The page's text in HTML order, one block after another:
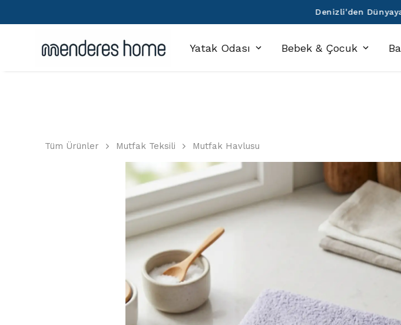
750 TL Üzeri
Yatak Odası Bebek & Çocuk
Tüm Ürünler Mutfak Teksili Mutfak Havlusu